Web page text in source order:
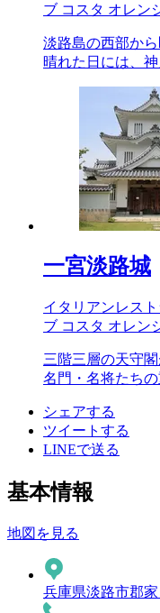
ブ コスタ オレン
淡路島の西部か
晴れた日には、
一宮淡路城
イタリアンレス
ブ コスタ オレン
三階三層の天守
名門・名将たち
シェアする
ツイートする
LINEで送る
基本情報
地図を見る
兵庫県淡路市郡家